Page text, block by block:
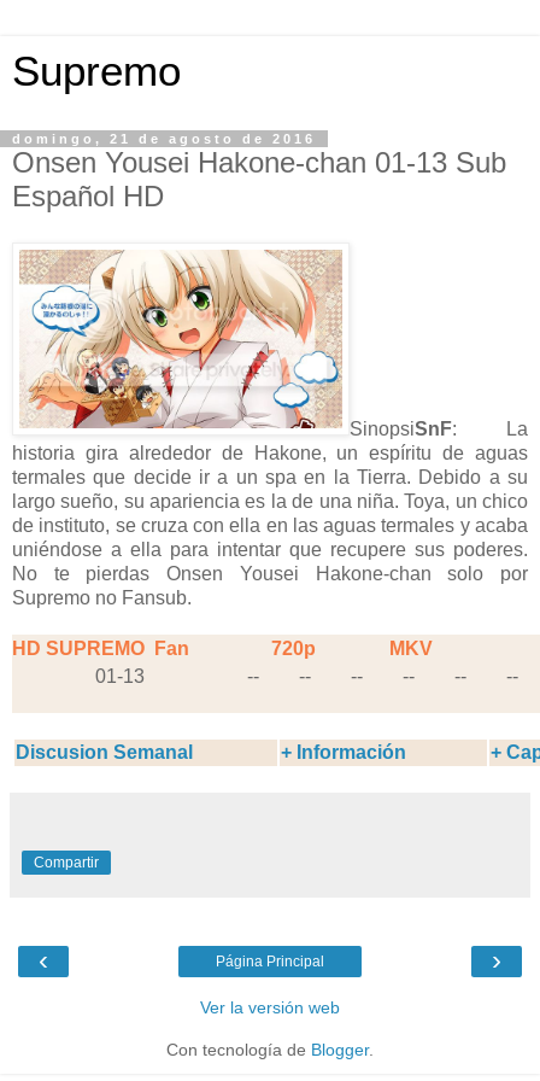
Supremo
domingo, 21 de agosto de 2016
Onsen Yousei Hakone-chan 01-13 Sub
Español HD
SinopsiSnF: La
historia gira alrededor de Hakone, un espíritu de aguas
termales que decide ir a un spa en la Tierra. Debido a su
largo sueño, su apariencia es la de una niña. Toya, un chico
de instituto, se cruza con ella en las aguas termales y acaba
uniéndose a ella para intentar que recupere sus poderes.
No te pierdas Onsen Yousei Hakone-chan solo por
Supremo no Fansub.
HD SUPREMO Fan 720p
MKV
01-13
-- -- -- -- -- --
Discusion Semanal + Información +
Compartir
‹ ›
Página Principal
Ver la versión web
Con tecnología de Blogger.